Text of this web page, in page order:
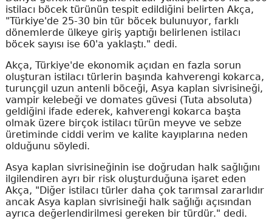
istilacı böcek türünün tespit edildiğini belirten Akça,
"Türkiye'de 25-30 bin tür böcek bulunuyor, farklı
dönemlerde ülkeye giriş yaptığı belirlenen istilacı
böcek sayısı ise 60'a yaklaştı." dedi.
Akça, Türkiye'de ekonomik açıdan en fazla sorun
oluşturan istilacı türlerin başında kahverengi kokarca,
turunçgil uzun antenli böceği, Asya kaplan sivrisineği,
vampir kelebeği ve domates güvesi (Tuta absoluta)
geldiğini ifade ederek, kahverengi kokarca başta
olmak üzere birçok istilacı türün meyve ve sebze
üretiminde ciddi verim ve kalite kayıplarına neden
olduğunu söyledi.
Asya kaplan sivrisineğinin ise doğrudan halk sağlığını
ilgilendiren ayrı bir risk oluşturduğuna işaret eden
Akça, "Diğer istilacı türler daha çok tarımsal zararlıdır
ancak Asya kaplan sivrisineği halk sağlığı açısından
ayrıca değerlendirilmesi gereken bir türdür." dedi.